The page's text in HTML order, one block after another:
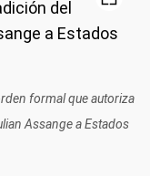
formal que autoriza
Assange a Estados